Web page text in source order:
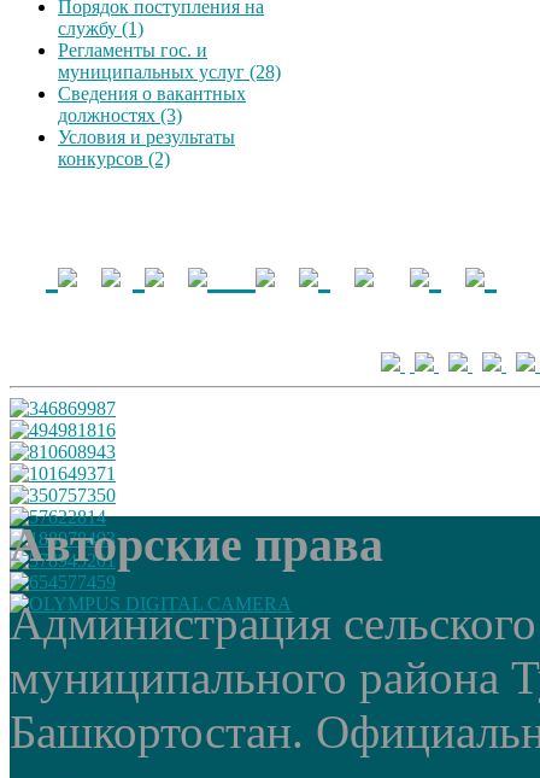
Порядок поступления на
службу (1)
Регламенты гос. и
муниципальных услуг (28)
Сведения о вакантных
должностях (3)
Условия и результаты
конкурсов (2)
Авторские права
Администрация
муниципального района
Башкортостан.